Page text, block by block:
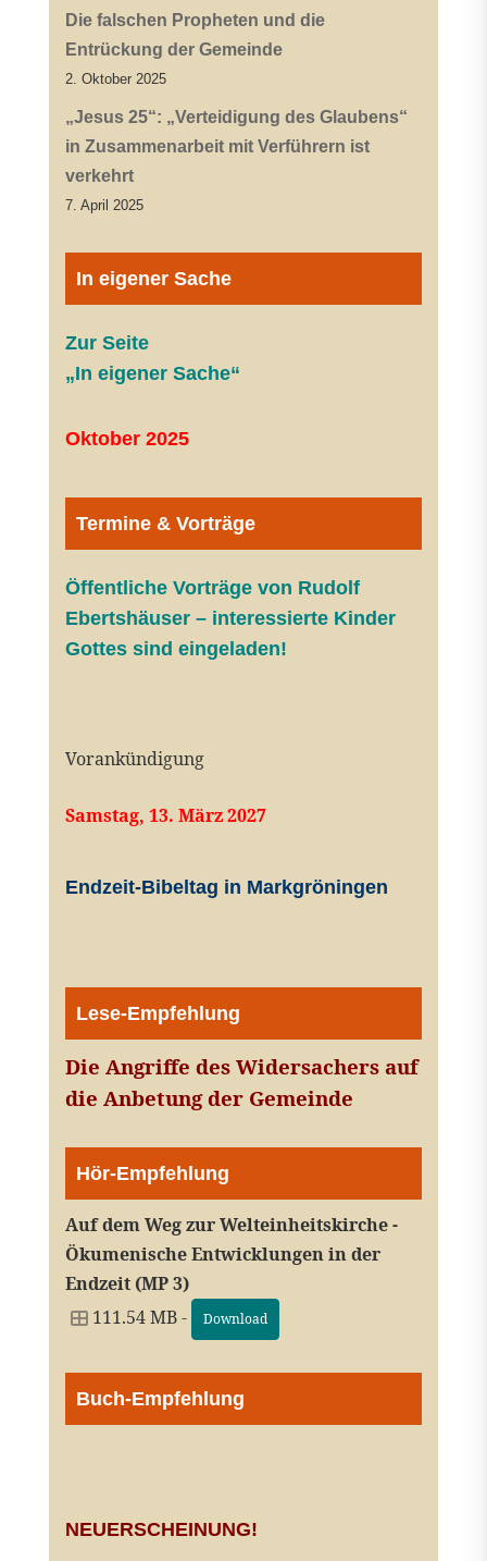
Die falschen Propheten und die
Entrückung der Gemeinde
2. Oktober 2025
„Jesus 25“: „Verteidigung des Glaubens“
in Zusammenarbeit mit Verführern ist
verkehrt
7. April 2025
In eigener Sache
Zur Seite
„In eigener Sache“
Oktober 2025
Termine & Vorträge
Öffentliche Vorträge von Rudolf
Ebertshäuser – interessierte Kinder
Gottes sind eingeladen!
Vorankündigung
Samstag, 13. März 2027
Endzeit-Bibeltag in Markgröningen
Lese-Empfehlung
Die Angriffe des Widersachers auf
die Anbetung der Gemeinde
Hör-Empfehlung
Auf dem Weg zur Welteinheitskirche -
Ökumenische Entwicklungen in der
Endzeit (MP 3)
111.54 MB -
Download
Buch-Empfehlung
NEUERSCHEINUNG!